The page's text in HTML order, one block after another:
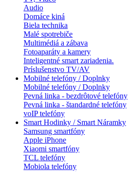
Audio
Domáce kiná
Biela technika
Malé spotrebiče
Multimédiá a zábava
Fotoaparáty a kamery
Inteligentné smart zariadenia.
Príslušenstvo TV/AV
Mobilné telefóny / Doplnky
Mobilné telefóny / Doplnky
Pevná linka - bezdrôtové telefóny
Pevná linka - štandardné telefóny
voIP telefóny
Smart Hodinky / Smart Náramky
Samsung smartfóny
Apple iPhone
Xiaomi smartfóny
TCL telefóny
Mobiola telefóny